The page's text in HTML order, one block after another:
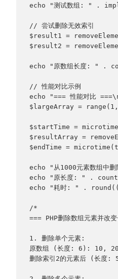
echo "测试数组: " .
// 尝试删除无效索引
$result1 =
$result2 =
echo "原数组长度: " .
// 性能对比示例
echo "=== 性能对比
$largeArray = range(1,
$startTime =
$resultArray =
$endTime =
echo "从1000元素数组中
echo "原长度: " .
echo "耗时: " .
/*
=== PHP删除数组元素并改
1. 删除单个元素:
原数组 (长度: 6): 10,
删除索引2的元素后 (长